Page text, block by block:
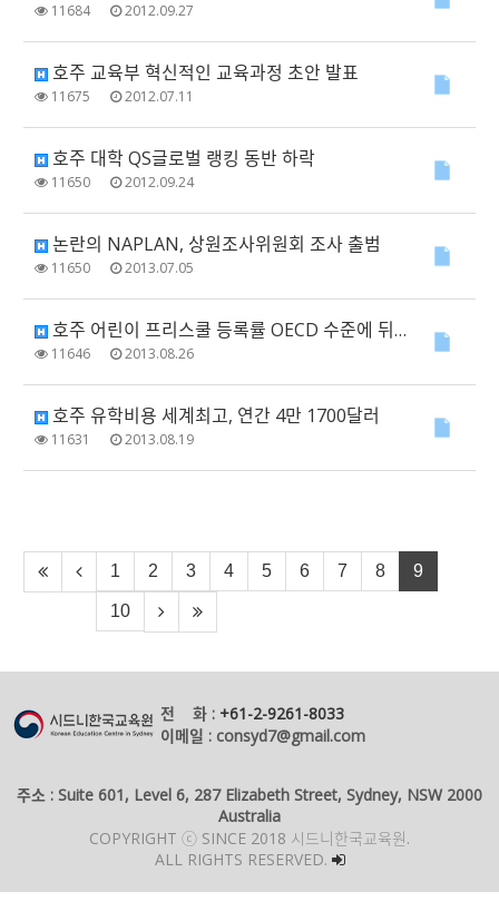
11684 2012.09.27
호주 교육부 혁신적인 교육과정 초안 발표
11675 2012.07.11
호주 대학 QS글로벌 랭킹 동반 하락
11650 2012.09.24
논란의 NAPLAN, 상원조사위원회 조사 출범
11650 2013.07.05
호주 어린이 프리스쿨 등록률 OECD 수준에 뒤져
11646 2013.08.26
호주 유학비용 세계최고, 연간 4만 1700달러
11631 2013.08.19
1 2 3 4 5 6 7 8 9
10
전 화 : +61-2-9261-8033
이메일 : consyd7@gmail.com
주소 : Suite 601, Level 6, 287 Elizabeth Street, Sydney, NSW 2000
Australia
COPYRIGHT ⓒ SINCE 2018 시드니한국교육원.
ALL RIGHTS RESERVED.